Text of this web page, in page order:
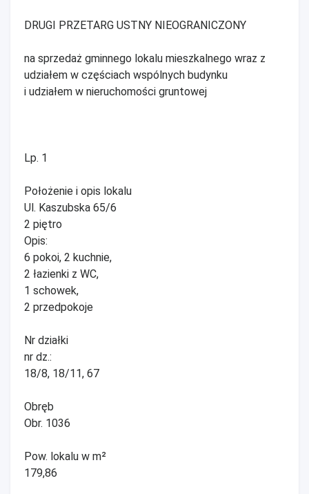
DRUGI PRZETARG USTNY NIEOGRANICZONY
na sprzedaż gminnego lokalu mieszkalnego wraz z
udziałem w częściach wspólnych budynku
i udziałem w nieruchomości gruntowej
Lp. 1
Położenie i opis lokalu
Ul. Kaszubska 65/6
2 piętro
Opis:
6 pokoi, 2 kuchnie,
2 łazienki z WC,
1 schowek,
2 przedpokoje
Nr działki
nr dz.:
18/8, 18/11, 67
Obręb
Obr. 1036
Pow. lokalu w m²
179,86